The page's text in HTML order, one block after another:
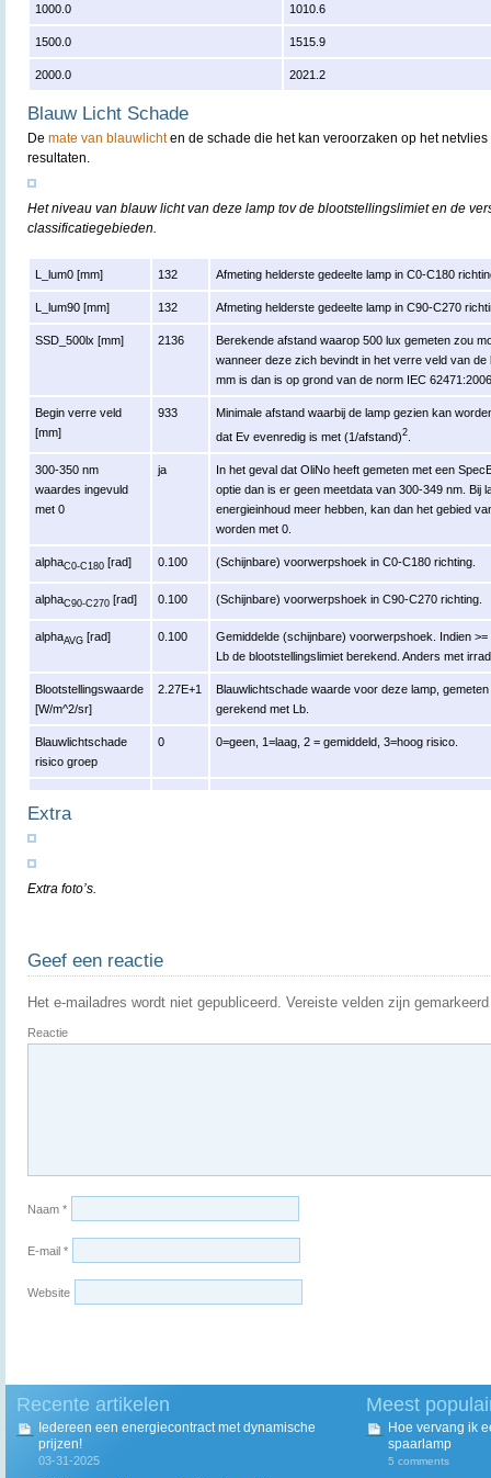
1000.0 1010.6
1500.0 1515.9
2000.0 2021.2
Blauw Licht Schade
De mate van blauwlichten de schade die het kan veroorzaken op het
resultaten.
Het niveau van blauw licht van deze lamp tov de blootstellingslimiet en de
classificatiegebieden.
L_lum0 [mm] 132 Afmeting helderste gedeelte lamp in C0-C180
L_lum90 [mm] 132 Afmeting helderste gedeelte lamp in C90-C270
SSD_500lx [mm] 2136
Berekende afstand waarop 500 lux gemeten zou
wanneer deze zich bevindt in het verre veld van
mm is dan is op grond van de norm IEC
Begin verre veld
[mm]
933
Minimale afstand waarbij de lamp gezien kan
dat Ev evenredig is met (1/afstand)2
300-350 nm
waardes ingevuld
met 0
ja
In het geval dat OliNo heeft gemeten met een
optie dan is er geen meetdata van 300-349 nm. Bij
energieinhoud meer hebben, kan dan het gebied
worden met 0.
alphaC0-C180 [rad] 0.100 (Schijnbare) voorwerpshoek in C0-C180 richting.
alphaC90-C270 [rad] 0.100 (Schijnbare) voorwerpshoek in C90-C270 richting.
alphaAVG [rad] 0.100
Gemiddelde (schijnbare) voorwerpshoek. Indien
Lb de blootstellingslimiet berekend. Anders met
Blootstellingswaarde
[W/m^2/sr]
2.27E+1
Blauwlichtschade waarde voor deze lamp,
gerekend met Lb.
Blauwlichtschade
risico groep
0 0=geen, 1=laag, 2 = gemiddeld, 3=hoog risico.
Extra
Extra foto’s.
Geef een reactie
Het e-mailadres wordt niet gepubliceerd. Vereiste velden zijn
Reactie
Naam *
E-mail *
Website
Recente artikelen
Iedereen een energiecontract met dynamische
prijzen!
03-31-2025
Meest
Hoe vervang ik
spaarlamp
5 comments